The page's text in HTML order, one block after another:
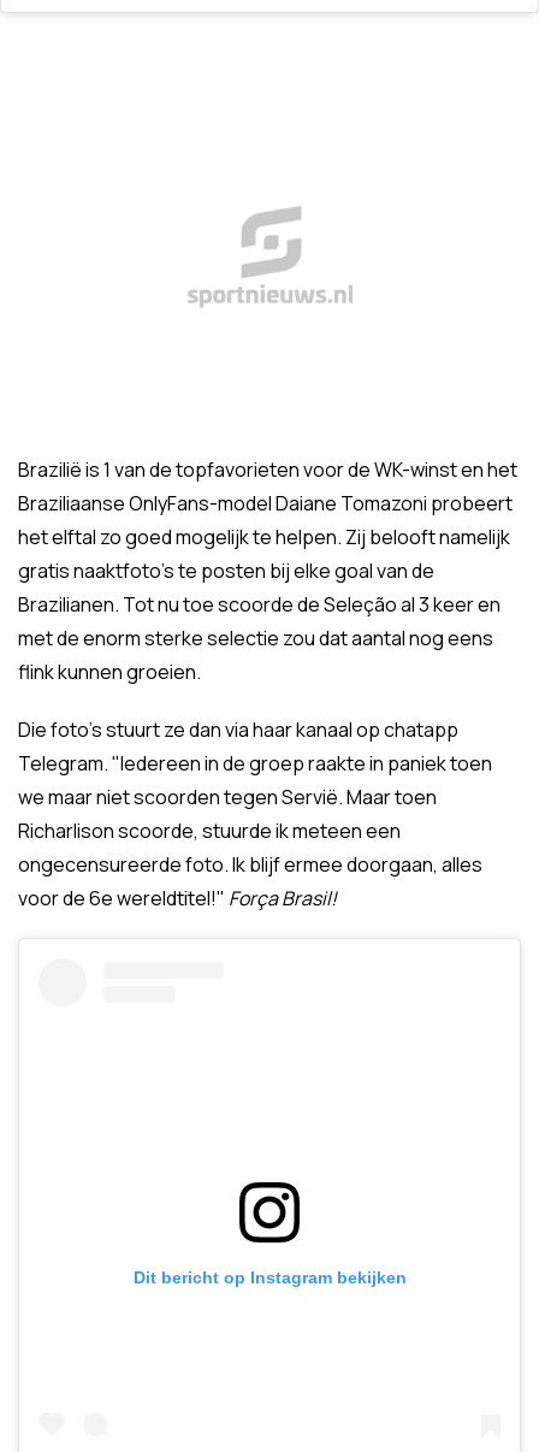
Brazilië is 1 van de topfavorieten voor de WK-winst en het
Braziliaanse OnlyFans-model Daiane Tomazoni probeert
het elftal zo goed mogelijk te helpen. Zij belooft namelijk
gratis naaktfoto's te posten bij elke goal van de
Brazilianen. Tot nu toe scoorde de Seleção al 3 keer en
met de enorm sterke selectie zou dat aantal nog eens
flink kunnen groeien.
Die foto's stuurt ze dan via haar kanaal op chatapp
Telegram. "Iedereen in de groep raakte in paniek toen
we maar niet scoorden tegen Servië. Maar toen
Richarlison scoorde, stuurde ik meteen een
ongecensureerde foto. Ik blijf ermee doorgaan, alles
voor de 6e wereldtitel!" Força Brasil!
Dit bericht op Instagram bekijken